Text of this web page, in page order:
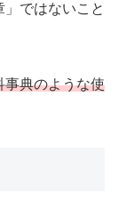
」ではないこと
事典のような使